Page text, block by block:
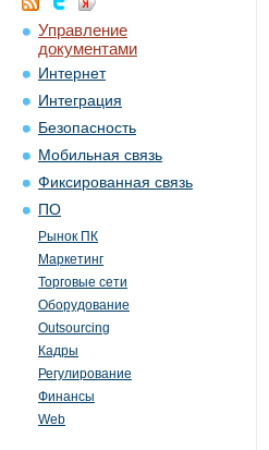
Управление
документами
Интернет
Интеграция
Безопасность
Мобильная связь
Фиксированная связь
ПО
Рынок ПК
Маркетинг
Торговые сети
Оборудование
Outsourcing
Кадры
Регулирование
Финансы
Web